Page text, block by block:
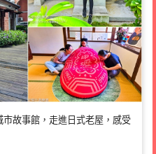
市故事館，走進日式老屋，感受